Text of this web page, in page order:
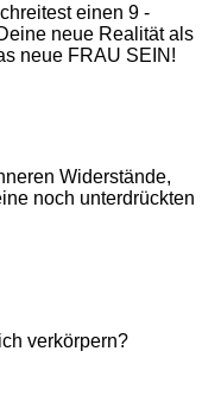
einen 9 -
neue Realität als
neue FRAU SEIN!
Widerstände,
noch unterdrückten
verkörpern?